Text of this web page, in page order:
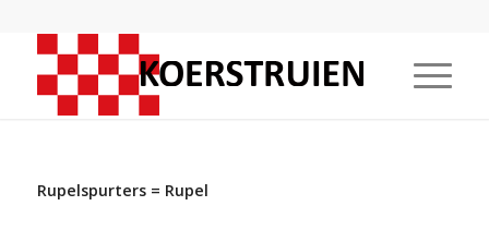
Rupelspurters = Rupel